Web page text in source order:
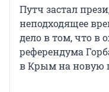
Путч застал
неподходящее
дело в том, что в
референдума
в Крым на новую